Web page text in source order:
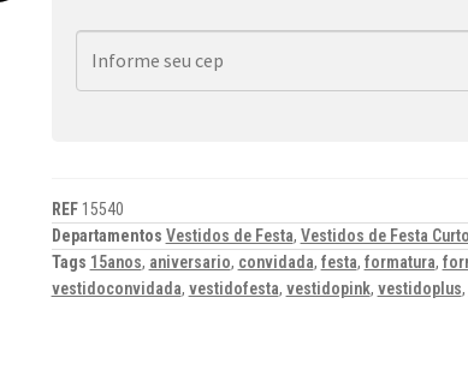
REF 15540
Departamentos Vestidos de Festa, Vestidos de Festa Curto
Tags 15anos, aniversario, convidada, festa, formatura,
vestidoconvidada, vestidofesta, vestidopink, vestidoplus,